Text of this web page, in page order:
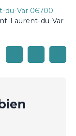
du-Var 06700
Laurent-du-Var